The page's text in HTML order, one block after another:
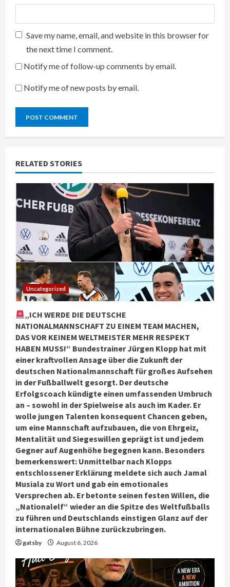
Save my name, email, and website in this browser for
the next time I comment.
Notify me of follow-up comments by email.
Notify me of new posts by email.
RELATED STORIES
Uncategorized
„ICH WERDE DIE DEUTSCHE
NATIONALMANNSCHAFT ZU EINEM TEAM MACHEN,
DAS VOR KEINEM WELTMEISTER MEHR RESPEKT
HABEN MUSS!“ Bundestrainer Jürgen Klopp hat mit
einer kraftvollen Ansage über die Zukunft der
deutschen Nationalmannschaft für großes Aufsehen
in der Fußballwelt gesorgt. Der deutsche
Erfolgscoach kündigte einen umfassenden Umbruch
an – sowohl in der Spielweise als auch im Kader. Er
wolle jungen Talenten konsequent Chancen geben,
um eine Mannschaft aufzubauen, die von Ehrgeiz,
Mentalität und Siegeswillen geprägt ist und jedem
Gegner auf Augenhöhe begegnen kann. Besonders
bemerkenswert: Unmittelbar nach Klopps
entschlossener Erklärung meldete sich auch Jamal
Musiala zu Wort und gab ein emotionales
Versprechen ab. Er betonte seinen festen Willen, die
„Nationalelf“ wieder an die Spitze des Weltfußballs
zu führen und Deutschlands einstigen Glanz auf der
internationalen Bühne zurückzubringen.
gatsby August 6, 2026